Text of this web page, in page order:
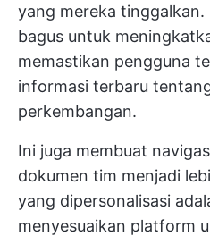
yang mereka tinggalkan.
bagus untuk
memastikan pengguna
informasi terbaru
perkembangan.
Ini juga membuat
dokumen tim menjadi
yang dipersonalisasi
menyesuaikan platform